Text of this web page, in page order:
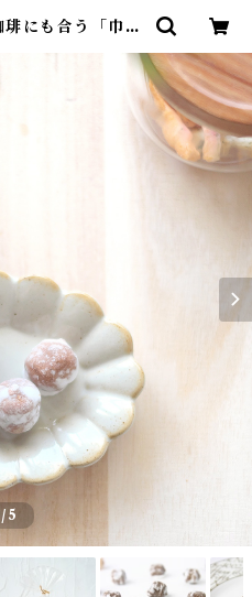
にも合う「巾着
/5